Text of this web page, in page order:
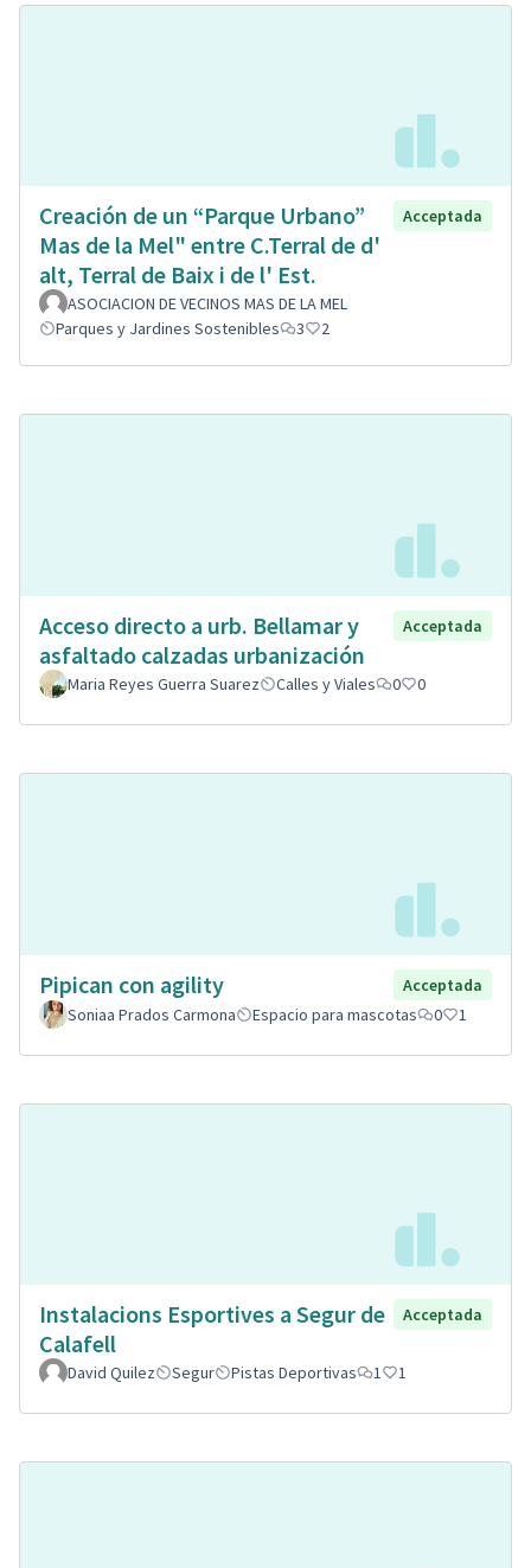
Creación de un “Parque Urbano”
Mas de la Mel" entre C.Terral de d'
alt, Terral de Baix i de l' Est.
Acceptada
ASOCIACION DE VECINOS MAS DE LA MEL
Parques y Jardines Sostenibles
3 2
Acceso directo a urb. Bellamar y
asfaltado calzadas urbanización
Acceptada
Maria Reyes Guerra Suarez Calles y Viales 0 0
Pipican con agility
Acceptada
Soniaa Prados Carmona
Espacio para mascotas 0 1
Instalacions Esportives a Segur de
Calafell
Acceptada
David Quilez Segur Pistas Deportivas 1 1